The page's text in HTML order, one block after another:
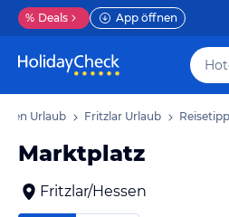
% Deals App öffnen
Urlaub Fritzlar Urlaub
Marktplatz
Fritzlar/Hessen